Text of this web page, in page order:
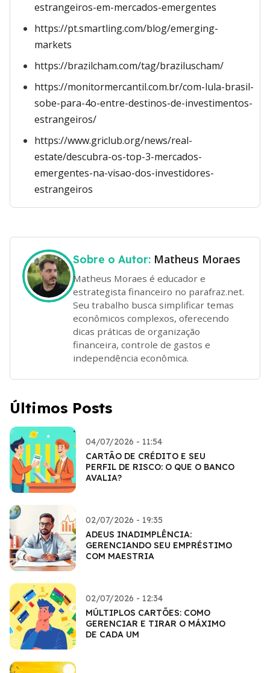
estrangeiros-em-mercados-emergentes
https://pt.smartling.com/blog/emerging-
markets
https://brazilcham.com/tag/braziluscham/
https://monitormercantil.com.br/com-lula-brasil-
sobe-para-4o-entre-destinos-de-investimentos-
estrangeiros/
https://www.griclub.org/news/real-
estate/descubra-os-top-3-mercados-
emergentes-na-visao-dos-investidores-
estrangeiros
Sobre o Autor: Matheus Moraes
Matheus Moraes é educador e
estrategista financeiro no parafraz.net.
Seu trabalho busca simplificar temas
econômicos complexos, oferecendo
dicas práticas de organização
financeira, controle de gastos e
independência econômica.
Últimos Posts
04/07/2026 - 11:54
CARTÃO DE CRÉDITO E SEU
PERFIL DE RISCO: O QUE O BANCO
AVALIA?
02/07/2026 - 19:35
ADEUS INADIMPLÊNCIA:
GERENCIANDO SEU EMPRÉSTIMO
COM MAESTRIA
02/07/2026 - 12:34
MÚLTIPLOS CARTÕES: COMO
GERENCIAR E TIRAR O MÁXIMO
DE CADA UM